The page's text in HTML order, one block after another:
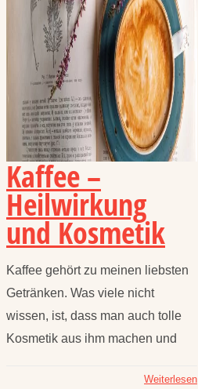
Kaffee –
Heilwirkung
und Kosmetik
Kaffee gehört zu meinen liebsten
Getränken. Was viele nicht
wissen, ist, dass man auch tolle
Kosmetik aus ihm machen und
Weiterlesen